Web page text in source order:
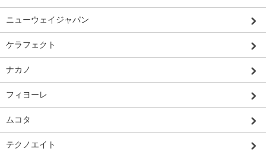
ニューウェイジャパン
ケラフェクト
ナカノ
フィヨーレ
ムコタ
テクノエイト